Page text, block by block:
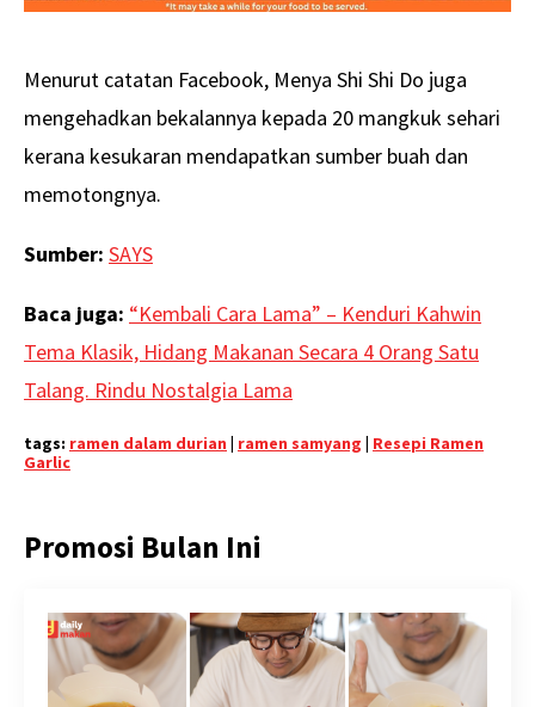
Menurut catatan Facebook, Menya Shi Shi Do juga
mengehadkan bekalannya kepada 20 mangkuk sehari
kerana kesukaran mendapatkan sumber buah dan
memotongnya.
Sumber: SAYS
Baca juga: “Kembali Cara Lama” – Kenduri Kahwin
Tema Klasik, Hidang Makanan Secara 4 Orang Satu
Talang. Rindu Nostalgia Lama
tags: ramen dalam durian | ramen samyang | Resepi Ramen
Garlic
Promosi Bulan Ini